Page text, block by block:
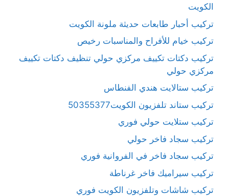
الكويت
تركيب أحبار طابعات حديثة ملونة الكويت
تركيب خيام للأفراح والمناسبات رخيص
تركيب دكتات تكييف مركزي حولي تنظيف دكتات تكييف
مركزي حولي
تركيب ستالايت هندي الفنطاس
تركيب ستاند تلفزيون الكويت50355377
تركيب ستلايت حولي فوري
تركيب سجاد فاخر حولي
تركيب سجاد فاخر في الفروانية فوري
تركيب سيراميك فاخر غرناطة
تركيب شاشات وتلفزيون الكويت فوري